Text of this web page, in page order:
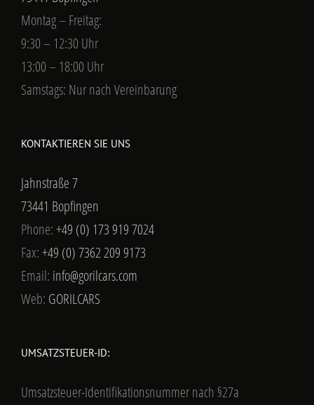
Montag – Freitag:
9:30 – 12:30 Uhr
13:00 – 18:00 Uhr
Samstags: Nur nach Vereinbarung
KONTAKTIEREN SIE UNS
Jahnstraße 7
73441 Bopfingen
Phone:+49 (0) 173 919 7024
Fax:+49 (0) 7362 209 9173
Email: info@gorilcars.com
Web: GORILCARS
UMSATZSTEUER-ID:
Umsatzsteuer-Identifikationsnummer nach §27a